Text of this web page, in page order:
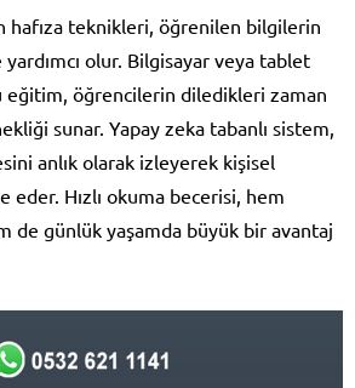
hafıza teknikleri, öğrenilen bilgilerin
yardımcı olur. Bilgisayar veya tablet
eğitim, öğrencilerin diledikleri zaman
sunar. Yapay zeka tabanlı sistem,
anlık olarak izleyerek kişisel
Hızlı okuma becerisi, hem
de günlük yaşamda büyük bir avantaj